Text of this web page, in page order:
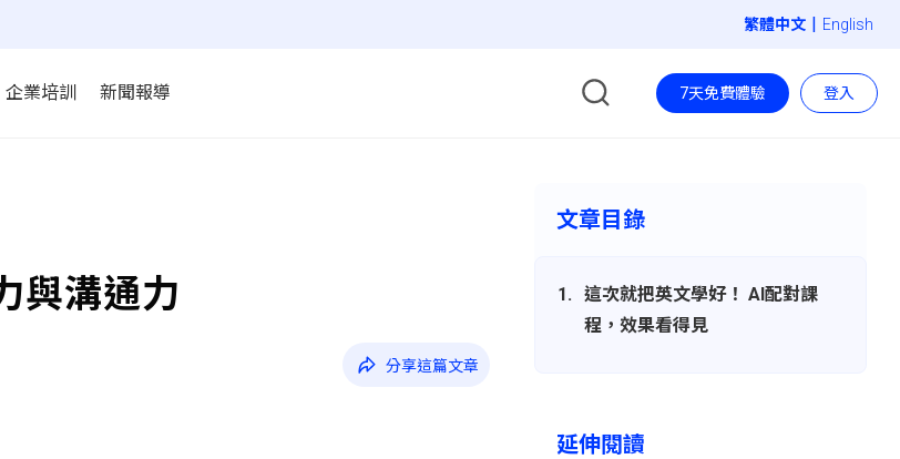
| English
企業培訓 新聞報導 7天免費體驗 登入
與溝通力
分享這篇文章
文章目錄
這次就把英文學好！ AI配對課
程，效果看得見
延伸閱讀